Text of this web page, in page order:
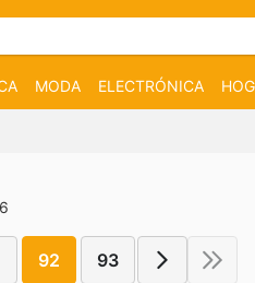
MODA ELECTRÓNICA
92 93